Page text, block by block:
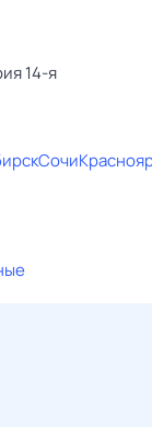
14-я
Сочи